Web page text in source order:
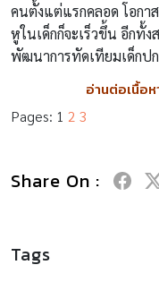
คนตั้งแต่แรกคลอด โอก
หูในเด็กก็จะเร็วขึ้น อีกทั้
พัฒนาการทัดเทียมเด็กป
อ่านต่อเนื้อห
Pages: 1 2 3
Share On :
Tags